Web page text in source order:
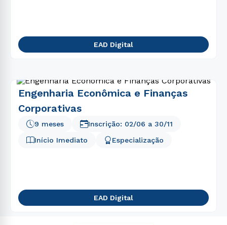
EAD Digital
Engenharia Econômica e Finanças
Corporativas
Início Imediato Especialização
9 meses Inscrição: 02/06 a 30/11
EAD Digital